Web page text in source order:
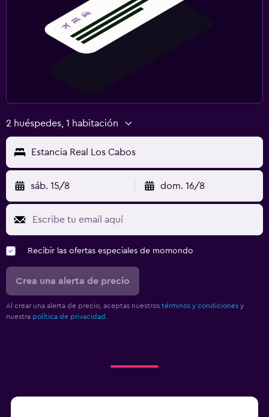
2 huéspedes, 1 habitación
Estancia Real Los Cabos
sáb. 15/8 dom. 16/8
Recibir las ofertas especiales de momondo
Crea una alerta de precio
Al crear una alerta de precio, aceptas nuestros términos y condiciones y
nuestra política de privacidad.